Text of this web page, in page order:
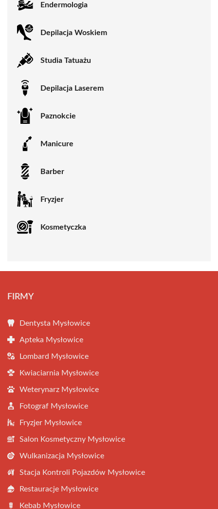
Endermologia
Depilacja Woskiem
Studia Tatuażu
Depilacja Laserem
Paznokcie
Manicure
Barber
Fryzjer
Kosmetyczka
FIRMY
Dentysta Mysłowice
Apteka Mysłowice
Lombard Mysłowice
Kwiaciarnia Mysłowice
Weterynarz Mysłowice
Fotograf Mysłowice
Fryzjer Mysłowice
Salon Kosmetyczny Mysłowice
Wulkanizacja Mysłowice
Stacja Kontroli Pojazdów Mysłowice
Restauracje Mysłowice
Kebab Mysłowice